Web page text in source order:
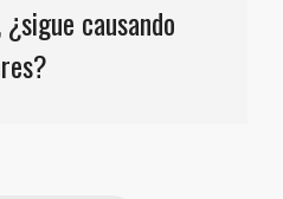
causando